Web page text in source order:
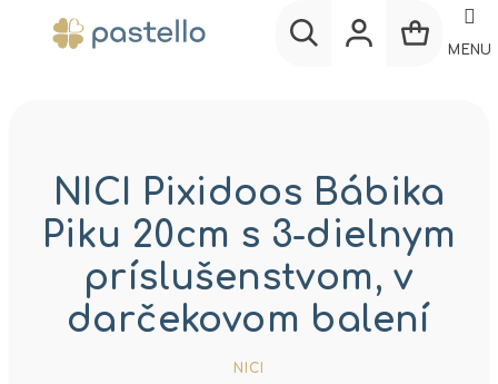
MENU
NICI Pixidoos Bábika
Piku 20cm s 3-dielnym
príslušenstvom, v
darčekovom balení
NICI